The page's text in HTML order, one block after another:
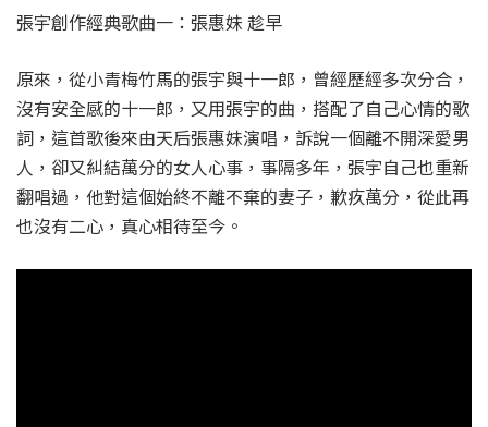
張宇創作經典歌曲一：張惠妹 趁早
原來，從小青梅竹馬的張宇與十一郎，曾經歷經多次分合，
沒有安全感的十一郎，又用張宇的曲，搭配了自己心情的歌
詞，這首歌後來由天后張惠妹演唱，訴說一個離不開深愛男
人，卻又糾結萬分的女人心事，事隔多年，張宇自己也重新
翻唱過，他對這個始終不離不棄的妻子，歉疚萬分，從此再
也沒有二心，真心相待至今。